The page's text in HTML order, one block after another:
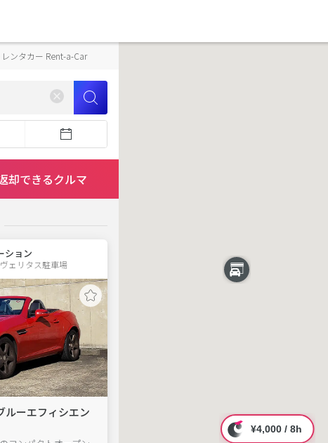
ンタカー Rent-a-Car
却できるクルマ
ション
ェリタス駐車場
ルーエフィシエン